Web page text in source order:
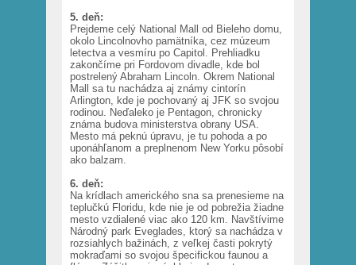
5. deň:
Prejdeme celý National Mall od Bieleho domu,
okolo Lincolnovho pamätníka, cez múzeum
letectva a vesmíru po Capitol. Prehliadku
zakončíme pri Fordovom divadle, kde bol
postrelený Abraham Lincoln. Okrem National
Mall sa tu nachádza aj známy cintorín
Arlington, kde je pochovaný aj JFK so svojou
rodinou. Neďaleko je Pentagon, chronicky
známa budova ministerstva obrany USA.
Mesto má peknú úpravu, je tu pohoda a po
uponáhľanom a preplnenom New Yorku pôsobí
ako balzam.
6. deň:
Na krídlach amerického sna sa prenesieme na
teplučkú Floridu, kde nie je od pobrežia žiadne
mesto vzdialené viac ako 120 km. Navštívime
Národný park Eveglades, ktorý sa nachádza v
rozsiahlych bažinách, z veľkej časti pokrytý
mokraďami so svojou špecifickou faunou a